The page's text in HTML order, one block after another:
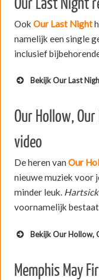
Our Last Night
Ook Our Last Night
namelijk een single
inclusief
Bekijk Our Last
Our Hollow,
video
De heren van Our
nieuwe muziek voor
minder leuk. Hartsick
voornamelijk
Bekijk Our Hollow,
Memphis May